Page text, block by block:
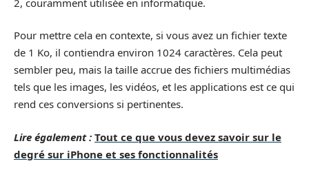
Pour mettre cela en contexte, si vous avez un fichier texte
de 1 Ko, il contiendra environ 1024 caractères. Cela peut
sembler peu, mais la taille accrue des fichiers multimédias
tels que les images, les vidéos, et les applications est ce qui
rend ces conversions si pertinentes.
Lire également : Tout ce que vous devez savoir sur le
degré sur iPhone et ses fonctionnalités